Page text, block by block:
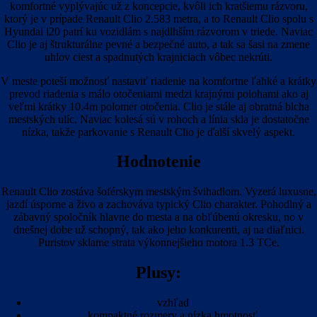
komfortné vyplývajúc už z koncepcie, kvôli ich kratšiemu rázvoru,
ktorý je v prípade Renault Clio 2.583 metra, a to Renault Clio spolu s
Hyundai i20 patrí ku vozidlám s najdlhším rázvorom v triede. Naviac
Clio je aj štrukturálne pevné a bezpečné auto, a tak sa šasi na zmene
uhlov ciest a spadnutých krajniciach vôbec nekrúti.
V meste poteší možnosť nastaviť riadenie na komfortne ľahké a krátky
prevod riadenia s málo otočeniami medzi krajnými polohami ako aj
veľmi krátky 10.4m polomer otočenia. Clio je stále aj obratná blcha
mestských ulíc. Naviac kolesá sú v rohoch a línia skla je dostatočne
nízka, takže parkovanie s Renault Clio je ďalší skvelý aspekt.
Hodnotenie
Renault Clio zostáva šoférskym mestským švihadlom. Vyzerá luxusne,
jazdí úsporne a živo a zachováva typický Clio charakter. Pohodlný a
zábavný spoločník hlavne do mesta a na obľúbenú okresku, no v
dnešnej dobe už schopný, tak ako jeho konkurenti, aj na diaľnici.
Puristov sklame strata výkonnejšieho motora 1.3 TCe.
Plusy:
vzhľad